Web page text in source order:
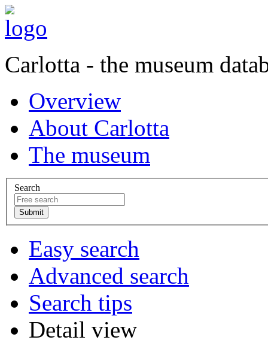
Carlotta - the museum
Overview
About Carlotta
The museum
Search
Easy search
Advanced search
Search tips
Detail view